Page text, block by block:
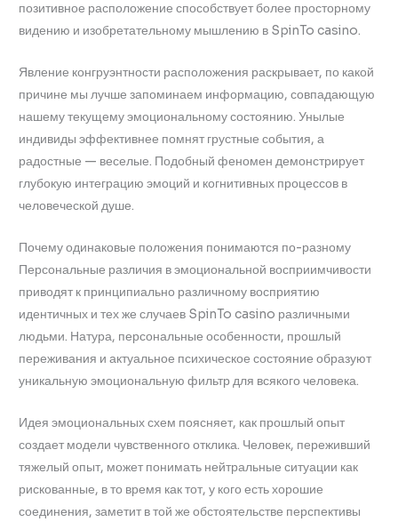
позитивное расположение способствует более просторному
видению и изобретательному мышлению в SpinTo casino.
Явление конгруэнтности расположения раскрывает, по какой
причине мы лучше запоминаем информацию, совпадающую
нашему текущему эмоциональному состоянию. Унылые
индивиды эффективнее помнят грустные события, а
радостные — веселые. Подобный феномен демонстрирует
глубокую интеграцию эмоций и когнитивных процессов в
человеческой душе.
Почему одинаковые положения понимаются по-разному
Персональные различия в эмоциональной восприимчивости
приводят к принципиально различному восприятию
идентичных и тех же случаев SpinTo casino различными
людьми. Натура, персональные особенности, прошлый
переживания и актуальное психическое состояние образуют
уникальную эмоциональную фильтр для всякого человека.
Идея эмоциональных схем поясняет, как прошлый опыт
создает модели чувственного отклика. Человек, переживший
тяжелый опыт, может понимать нейтральные ситуации как
рискованные, в то время как тот, у кого есть хорошие
соединения, заметит в той же обстоятельстве перспективы